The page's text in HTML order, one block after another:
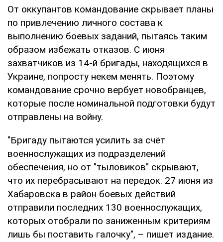
От оккупантов командование скрывает планы
по привлечению личного состава к
выполнению боевых заданий, пытаясь таким
образом избежать отказов. С июня
захватчиков из 14-й бригады, находящихся в
Украине, попросту некем менять. Поэтому
командование срочно вербует новобранцев,
которые после номинальной подготовки будут
отправлены на войну.
"Бригаду пытаются усилить за счёт
военнослужащих из подразделений
обеспечения, но от "тыловиков" скрывают,
что их перебрасывают на передок. 27 июня из
Хабаровска в район боевых действий
отправили последних 130 военнослужащих,
которых отобрали по заниженным критериям
лишь бы поставить галочку", – пишет издание.